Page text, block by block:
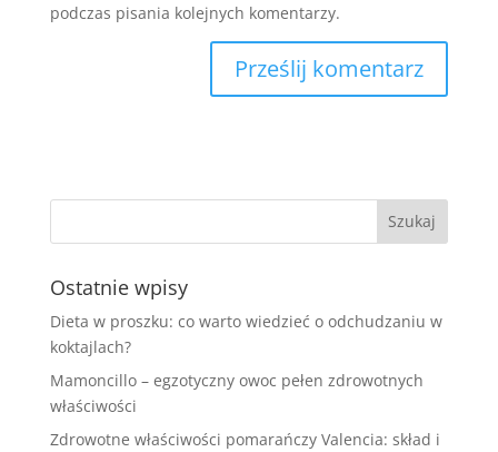
podczas pisania kolejnych komentarzy.
Ostatnie wpisy
Dieta w proszku: co warto wiedzieć o odchudzaniu w
koktajlach?
Mamoncillo – egzotyczny owoc pełen zdrowotnych
właściwości
Zdrowotne właściwości pomarańczy Valencia: skład i